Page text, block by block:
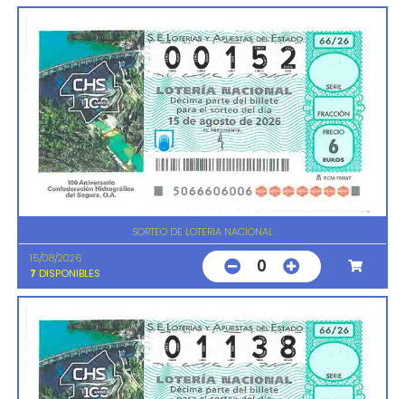
SORTEO DE LOTERIA NACIONAL
15/08/2026
7 DISPONIBLES 0